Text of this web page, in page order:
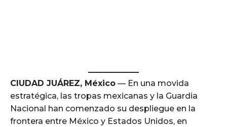
CIUDAD JUÁREZ, México — En una movida
estratégica, las tropas mexicanas y la Guardia
Nacional han comenzado su despliegue en la
frontera entre México y Estados Unidos, en